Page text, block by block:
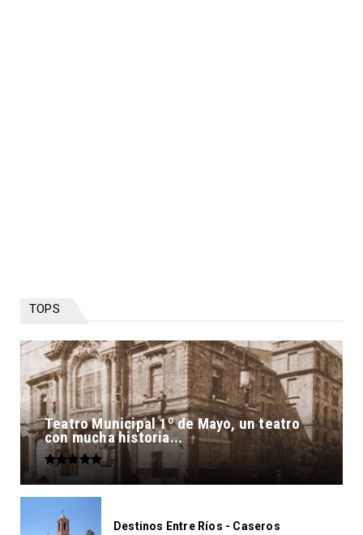
TOPS
Teatro Municipal 1º de Mayo, un teatro
con mucha historia...
Destinos Entre Ríos - Caseros